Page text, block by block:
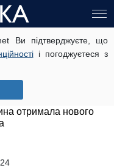
Ви підтверджуєте, що
і погоджуєтеся з
свого колишнього
губернатора
отримала нового